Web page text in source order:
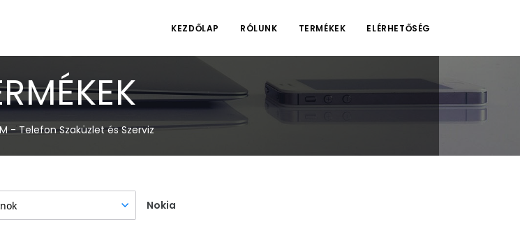
KEZDŐLAP RÓLUNK TERMÉKEK ELÉRHETŐSÉG
- Telefon Szaküzlet és Szerviz
Nokia